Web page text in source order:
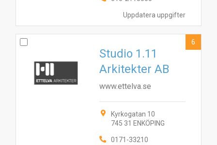
Uppdatera uppgifter
Studio 1.11
Arkitekter AB
www.ettelva.se
Kyrkogatan 10
745 31 ENKÖPING
0171-33210
6